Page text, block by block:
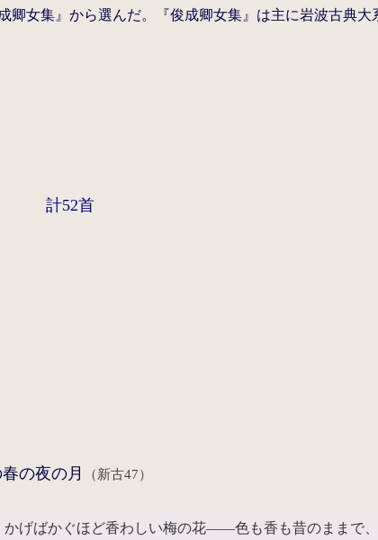
卿女集』から選んだ。『俊成卿女集』は主に岩波古典大
計52首
の夜の月 （新古47）
かげばかぐほど香わしい梅の花――色も香も昔のままで